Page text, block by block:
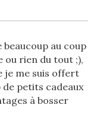
au coup
ou rien du tout ;),
je me suis offert
de petits cadeaux
à bosser